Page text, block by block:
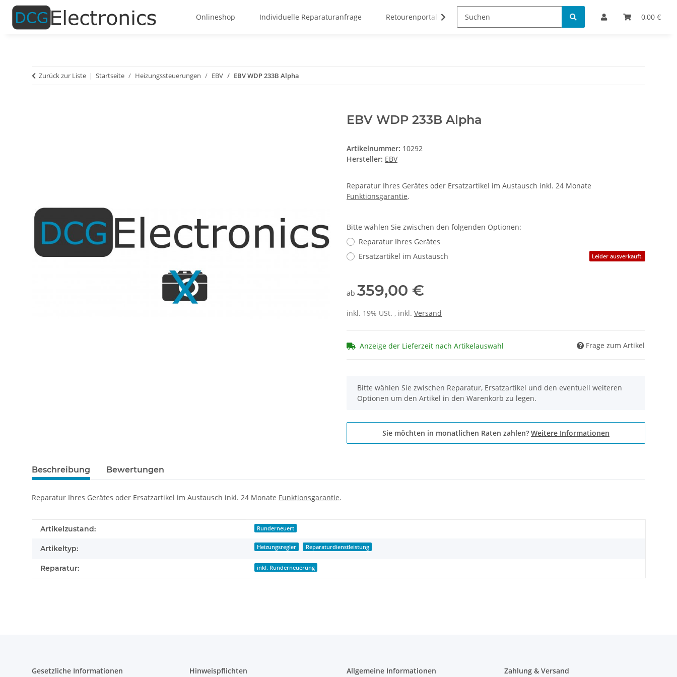
0,00 €
Onlineshop Individuelle Reparaturanfrage Retourenportal Bestellinformationen
Zurück zur Liste Startseite Heizungssteuerungen EBV EBV WDP 233B Alpha
EBV WDP 233B Alpha
Artikelnummer: 10292
Hersteller: EBV
Reparatur Ihres Gerätes oder Ersatzartikel im Austausch inkl. 24 Monate
Funktionsgarantie.
Bitte wählen Sie zwischen den folgenden Optionen:
Reparatur Ihres Gerätes
Ersatzartikel im Austausch
Leider ausverkauft.
ab 359,00 €
inkl. 19% USt. , inkl. Versand
Anzeige der Lieferzeit nach Artikelauswahl Frage zum Artikel
x
Bitte wählen Sie zwischen Reparatur, Ersatzartikel und den eventuell weiteren
Optionen um den Artikel in den Warenkorb zu legen.
Sie möchten in monatlichen Raten zahlen? Weitere Informationen
Beschreibung Bewertungen
Reparatur Ihres Gerätes oder Ersatzartikel im Austausch inkl. 24 Monate Funktionsgarantie.
Produkteigenschaft
Wert
Artikelzustand: Runderneuert
Artikeltyp: Heizungsregler Reparaturdienstleistung
Reparatur: inkl. Runderneuerung
Gesetzliche Informationen Hinweispflichten Allgemeine Informationen Zahlung & Versand